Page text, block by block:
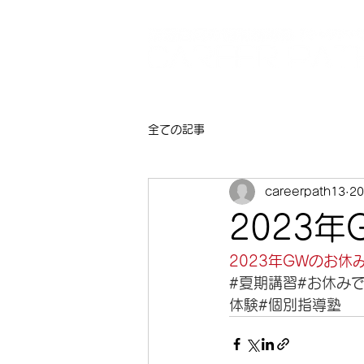
全ての記事
2023年
careerpath13
2023年GWのお休
#夏期講習#お休み
体験#個別指導塾